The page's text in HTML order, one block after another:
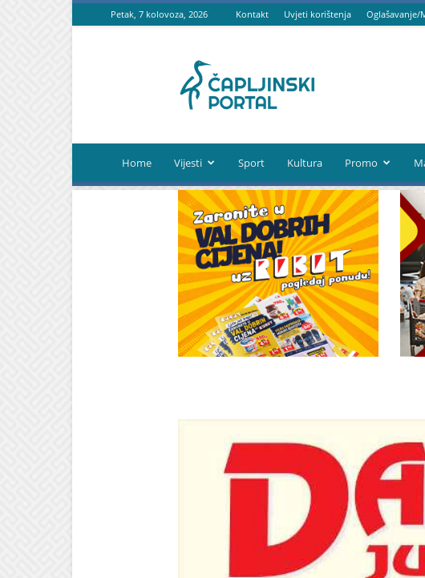
Petak, 7 kolovoza, 2026 Kontakt Uvjeti korištenja Oglašavanje/
portal
Home Vijesti Sport Kultura Promo